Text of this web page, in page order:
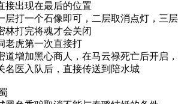
接出现在最后的位置
层打一个石像即可，二层取消点灯，三
林打完将魂才会关闭
老虎第一次直接打
道增加黑心商人，在马云禄死亡后开启
名医入队后，直接传送到陪水城